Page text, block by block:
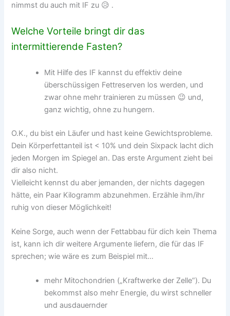
nimmst du auch mit IF zu 😥 .
Welche Vorteile bringt dir das
intermittierende Fasten?
Mit Hilfe des IF kannst du effektiv deine
überschüssigen Fettreserven los werden, und
zwar ohne mehr trainieren zu müssen 😉 und,
ganz wichtig, ohne zu hungern.
O.K., du bist ein Läufer und hast keine Gewichtsprobleme.
Dein Körperfettanteil ist < 10% und dein Sixpack lacht dich
jeden Morgen im Spiegel an. Das erste Argument zieht bei
dir also nicht.
Vielleicht kennst du aber jemanden, der nichts dagegen
hätte, ein Paar Kilogramm abzunehmen. Erzähle ihm/ihr
ruhig von dieser Möglichkeit!
Keine Sorge, auch wenn der Fettabbau für dich kein Thema
ist, kann ich dir weitere Argumente liefern, die für das IF
sprechen; wie wäre es zum Beispiel mit…
mehr Mitochondrien („Kraftwerke der Zelle“). Du
bekommst also mehr Energie, du wirst schneller
und ausdauernder